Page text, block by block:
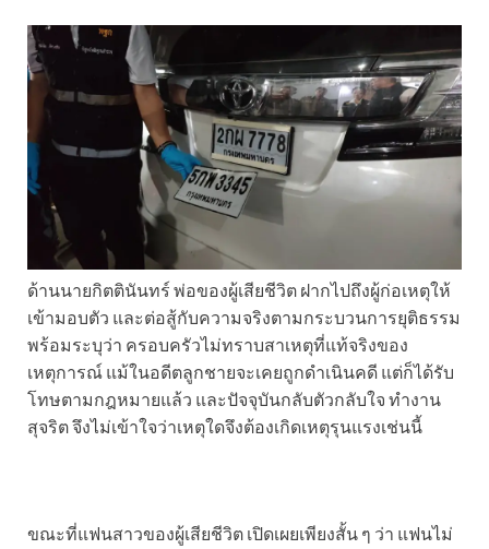
ด้านนายกิตตินันทร์ พ่อของผู้เสียชีวิต ฝากไปถึงผู้ก่อเหตุให้
เข้ามอบตัว และต่อสู้กับความจริงตามกระบวนการยุติธรรม
พร้อมระบุว่า ครอบครัวไม่ทราบสาเหตุที่แท้จริงของ
เหตุการณ์ แม้ในอดีตลูกชายจะเคยถูกดำเนินคดี แต่ก็ได้รับ
โทษตามกฎหมายแล้ว และปัจจุบันกลับตัวกลับใจ ทำงาน
สุจริต จึงไม่เข้าใจว่าเหตุใดจึงต้องเกิดเหตุรุนแรงเช่นนี้
ขณะที่แฟนสาวของผู้เสียชีวิต เปิดเผยเพียงสั้น ๆ ว่า แฟนไม่